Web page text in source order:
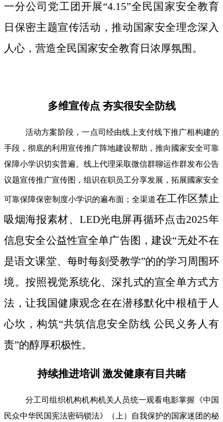
一分公司党工团开展“4.15”全民国家安全教育
日保密主题宣传活动，推动国家安全理念深入
人心，营造全民国家安全教育日浓厚氛围。
多维宣传点 夯实很安全防线
活动方案阶段，一点司经由线上支付线下推广相构建的
手段，彻底的利用宣传推广阵地建设帮助，推向國家安全可靠
保障小学识切实普遍。线上代理采取微信群聊运作群发布公告
议题宣传推广宣传图，组识在职员工分享发展，拓展國家安全
可靠保障保密制度小学识的遍布面；全渠道在工作区禁止
吸烟海报素材、LED光电屏再循环点击2025年
信息安全公益性宣全单广告图，建设“无处不在
是语文课堂、每时每刻受教学”的的学习周围环
境。按照视觉系统化、深扎式的宣全单方式方
法，让我国健康观念在在潜移默化中根植于人
心坎，构筑“共筑信息安全防线 公民义务人有
责”的醇厚积极性。
持续推进培训 激发健康有目共睹
分工司组织机构机构机关人员统一观看电影掌握《中国
民众中华民国宪法密码锁法》（上）自我保护的国家迷团的秘